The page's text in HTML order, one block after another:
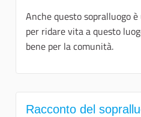
Anche questo sopralluogo
per ridare vita a questo
bene per la comunità.
Racconto del